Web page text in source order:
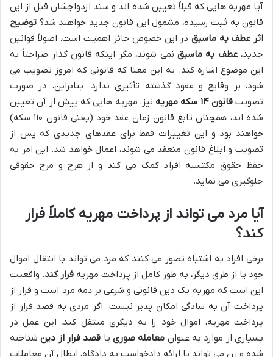
آیا مهریه هایی که قبلاً تعیین شده اند و سند ازدواجشان قبل از این
قانون به ثبت رسیده، مشمول این قانون جدید خواهند شد؟ توضیح
اثر عطف به ماسبقدر این خصوص حائز اهمیت است. اصولاً قوانین
جدید،عطف به ماسبق نمی شوند، مگر اینکه قانون گذار صراحتاً به
این موضوع اشاره کند. به این معنا که قانونی که امروز تصویب می
شود، بر وقایع و عقود گذشته تأثیری ندارد. بنابراین، در صورت
تصویبقانون ۱۴ سکه مهریه
نیز، مهریه هایی که پیش از آن تعیین
شده اند، همچنان تابع قانون زمان عقد خود (یعنی قانون ۱۱۰ سکه)
خواهند بود و این تغییرات فقط برای عقدهای جدیدی که پس از
تصویب و ابلاغ قانون منعقد می شوند، اعمال خواهد شد. این امر به
حفظ حقوق مکتسبه افراد کمک می کند و از هرج و مرج حقوقی
جلوگیری می نماید.
آیا مرد می تواند از پرداخت مهریه کاملاً فرار
کند؟
برخی افراد به اشتباه تصور می کنند که مرد می تواند با انتقال اموال
خود یا از طرق دیگر، به طور کامل از پرداخت مهریه فرار کند. واقعیت
این است که مهریه یک دین قانونی و شرعی بر ذمه مرد است و فرار از
پرداخت آن به سادگی امکان پذیر نیست. اگر مردی به قصد فرار از
پرداخت مهریه، اموال خود را به دیگری منتقل کند، این عمل در
بسیاری از موارد به عنوان معامله صورییا قصد فرار از دینشناخته
شده و زن می تواند با ارائه دادخواست به دادگاه، ابطال آن معاملات